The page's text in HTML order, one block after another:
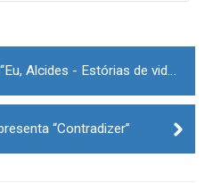
Apresentação do livro “Eu, Alcides - Estórias de vida, poemas e esculturas” em Almeida
“Contradizer”